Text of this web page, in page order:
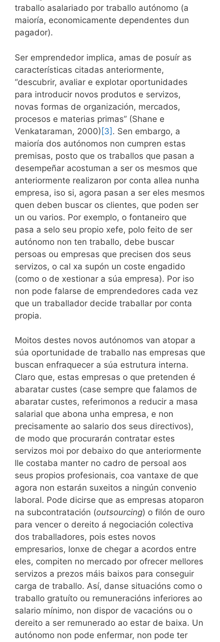
traballo asalariado por traballo autónomo (a
maioría, economicamente dependentes dun
pagador).
Ser emprendedor implica, amas de posuír as
características citadas anteriormente,
“descubrir, avaliar e explotar oportunidades
para introducir novos produtos e servizos,
novas formas de organización, mercados,
procesos e materias primas” (Shane e
Venkataraman, 2000) [3] . Sen embargo, a
maioría dos autónomos non cumpren estas
premisas, posto que os traballos que pasan a
desempeñar acostuman a ser os mesmos que
anteriormente realizaron por conta allea nunha
empresa, iso si, agora pasan a ser eles mesmos
quen deben buscar os clientes, que poden ser
un ou varios. Por exemplo, o fontaneiro que
pasa a selo seu propio xefe, polo feito de ser
autónomo non ten traballo, debe buscar
persoas ou empresas que precisen dos seus
servizos, o cal xa supón un coste engadido
(como o de xestionar a súa empresa). Por iso
non pode falarse de emprendedores cada vez
que un traballador decide traballar por conta
propia.
Moitos destes novos autónomos van atopar a
súa oportunidade de traballo nas empresas que
buscan enfraquecer a súa estrutura interna.
Claro que, estas empresas o que pretenden é
abaratar custes (case sempre que falamos de
abaratar custes, referimonos a reducir a masa
salarial que abona unha empresa, e non
precisamente ao salario dos seus directivos),
de modo que procurarán contratar estes
servizos moi por debaixo do que anteriormente
lle costaba manter no cadro de persoal aos
seus propios profesionais, coa vantaxe de que
agora non estarán suxeitos a ningún convenio
laboral. Pode dicirse que as empresas atoparon
na subcontratación (outsourcing) o filón de ouro
para vencer o dereito á negociación colectiva
dos traballadores, pois estes novos
empresarios, lonxe de chegar a acordos entre
eles, compiten no mercado por ofrecer mellores
servizos a prezos máis baixos para conseguir
carga de traballo. Así, danse situacións como o
traballo gratuíto ou remuneracións inferiores ao
salario mínimo, non dispor de vacacións ou o
dereito a ser remunerado ao estar de baixa. Un
autónomo non pode enfermar, non pode ter